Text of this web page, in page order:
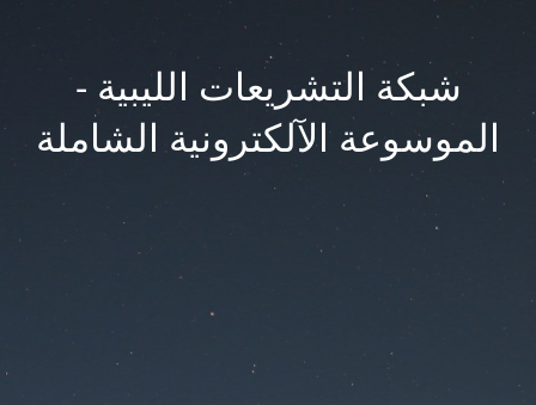
شبكة التشريعات الليبية -
الموسوعة الآلكترونية الشاملة